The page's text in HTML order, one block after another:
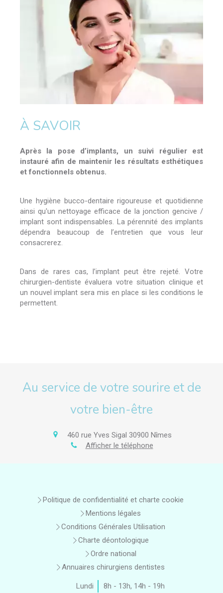
À SAVOIR
Après la pose d’implants, un suivi régulier est
instauré afin de maintenir les résultats esthétiques
et fonctionnels obtenus.
Une hygiène bucco-dentaire rigoureuse et quotidienne
ainsi qu'un nettoyage efficace de la jonction gencive /
implant sont indispensables. La pérennité des implants
dépendra beaucoup de l’entretien que vous leur
consacrerez.
Dans de rares cas, l’implant peut être rejeté. Votre
chirurgien-dentiste évaluera votre situation clinique et
un nouvel implant sera mis en place si les conditions le
permettent.
Au service de votre sourire et de
votre bien-être
460 rue Yves Sigal 30900 Nîmes
Afficher le téléphone
Politique de confidentialité et charte cookie
Mentions légales
Conditions Générales Utilisation
Charte déontologique
Ordre national
Annuaires chirurgiens dentistes
Lundi 8h - 13h, 14h - 19h